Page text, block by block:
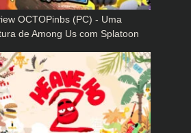
OCTOPinbs (PC) - Uma
de Among Us com Splatoon